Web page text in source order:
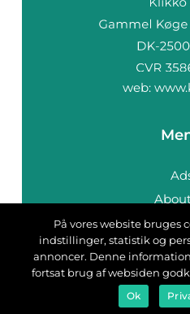
web:
På vores website bruges
indstillinger, statistik og
annoncer. Denne
fortsat brug af websiden
Ok